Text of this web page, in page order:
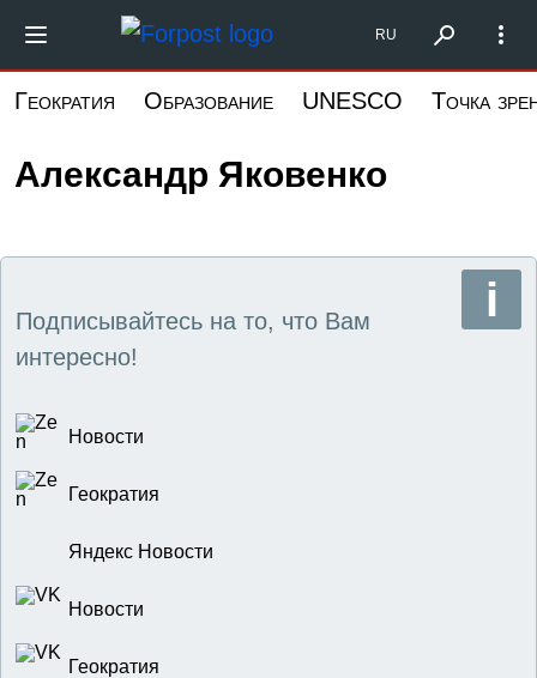
основному
Форпост Северо-Запад
RU
Геократия Образование UNESCO Точка
Александр Яковенко
Подписывайтесь на то, что Вам
интересно!
Новости
Геократия
Яндекс Новости
Новости
Геократия